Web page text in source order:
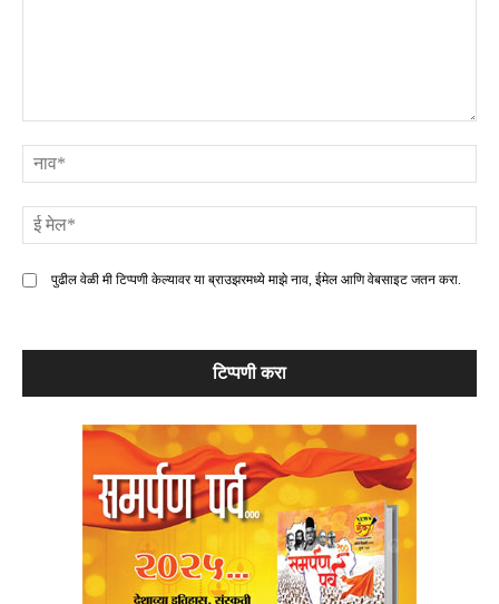
पुढील वेळी मी टिप्पणी केल्यावर या ब्राउझरमध्ये माझे नाव, ईमेल आणि वेबसाइट जतन करा.